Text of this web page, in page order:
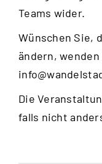
Teams wider.
Wünschen Sie,
ändern,
Die
falls nicht